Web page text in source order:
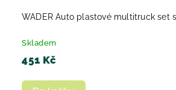
WADER Auto plastové multitruck set
Skladem
451 Kč